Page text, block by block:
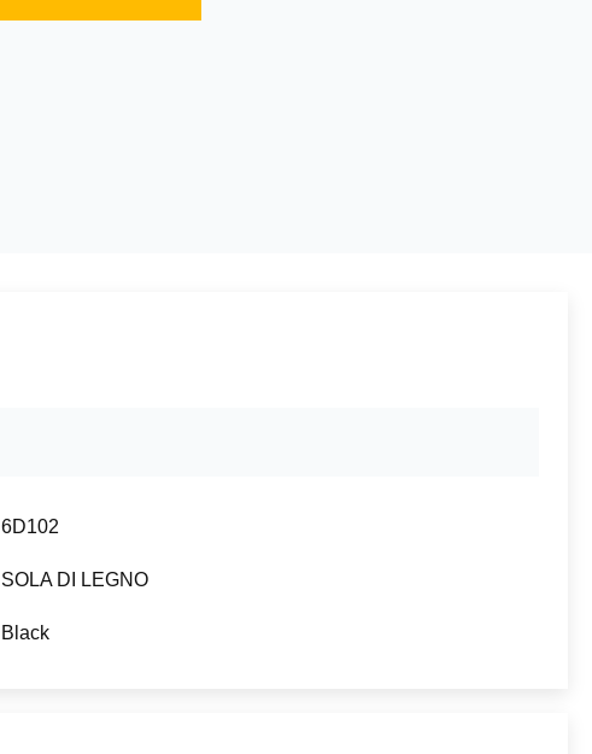
6D102
SOLA DI LEGNO
Black